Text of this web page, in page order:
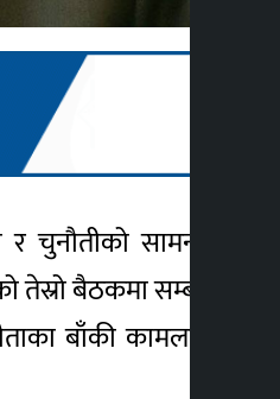
चुनौतीको सामनासहित
बैठकमा सम्बोधन गर्दै
बाँकी कामलाई पूर्णता